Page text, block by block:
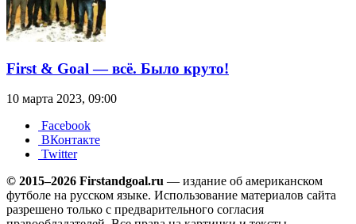
First & Goal — всё. Было круто!
10 марта 2023, 09:00
Facebook
ВКонтакте
Twitter
© 2015–2026 Firstandgoal.ru — издание об американском
футболе на русском языке. Использование материалов cайта
разрешено только с предварительного согласия